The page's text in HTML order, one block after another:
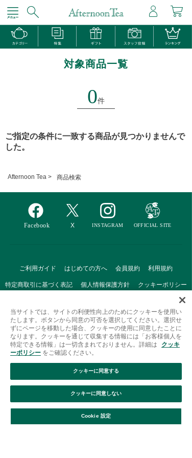
対象商品一覧
0件
絞り込み 並び替え
ご指定の条件に一致する商品が見つかりませんで
した。
Afternoon Tea > 商品検索
ご利用ガイド はじめての方へ 会員規約 利用規約
特定商取引に基づく表記 個人情報保護方針 クッキーポリシー
Afternoon Tea(アフタヌーンティー)公式オンラインストアで
は、
キッチン・ダイニングなどの生活雑貨、紅茶・焼き菓子など、
毎日新商品をご用意しています。
当サイトでは、サイトの利便性向上のためにクッキーを使用い
たします。ボタンから同意の可否を選択してください。選択せ
ずにページを移動した場合、クッキーの使用に同意したことに
なります。クッキーを通じて収集する情報には「お客様個人を
特定できる情報」は一切含まれておりません。詳細は
クッキ
ーポリシー をご確認ください。
Cookie 設定
クッキーに同意しない
クッキーに同意する